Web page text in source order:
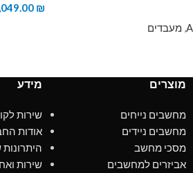
, מעבדים
₪
מוצרים
מחשבים נייחים
מחשבים ניידים
מסכי מחשב
אביזרים למחשבים
מידע
שירות
אודות
היתרונות
שירות